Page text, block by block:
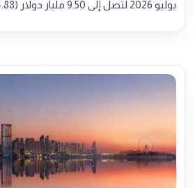
يوليو 2026 لتصل إلى 9.50 مليار دولار (34.88 مليار درهم)،…